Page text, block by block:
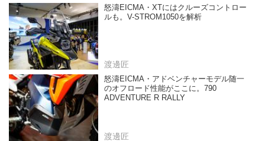
怒濤EICMA・XTにはクルーズコントロー
ルも。V-STROM1050を解析
渡邊匠
怒濤EICMA・アドベンチャーモデル随一
のオフロード性能がここに。790
ADVENTURE R RALLY
渡邊匠